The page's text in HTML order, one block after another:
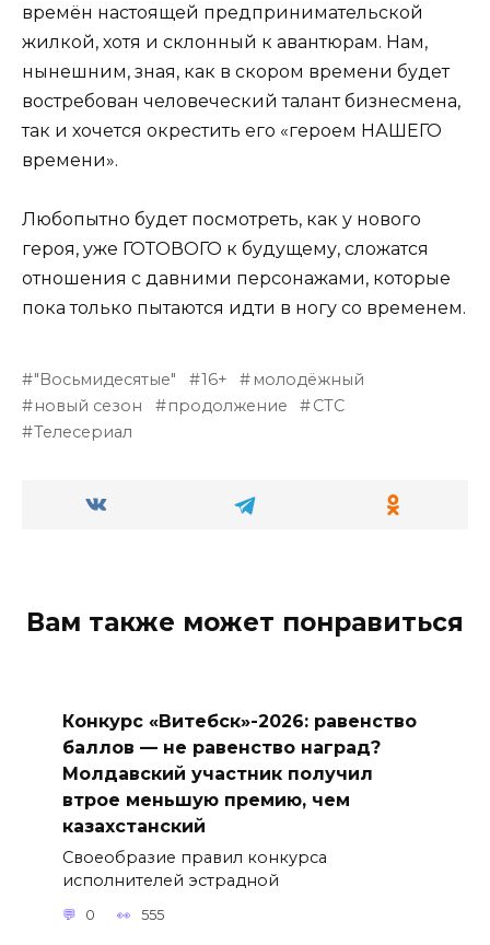
времён настоящей предпринимательской
жилкой, хотя и склонный к авантюрам. Нам,
нынешним, зная, как в скором времени будет
востребован человеческий талант бизнесмена,
так и хочется окрестить его «героем НАШЕГО
времени».
Любопытно будет посмотреть, как у нового
героя, уже ГОТОВОГО к будущему, сложатся
отношения с давними персонажами, которые
пока только пытаются идти в ногу со временем.
"Восьмидесятые" 16+
молодёжный
новый сезон
продолжение
СТС
Телесериал
Вам также может понравиться
Конкурс «Витебск»-2026: равенство
баллов — не равенство наград?
Молдавский участник получил
втрое меньшую премию, чем
казахстанский
Своеобразие правил конкурса
исполнителей эстрадной
0 555